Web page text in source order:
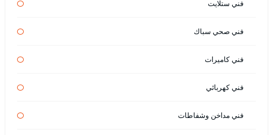
فني ستلايت
فني صحي سباك
فني كاميرات
فني كهربائي
فني مداخن وشفاطات